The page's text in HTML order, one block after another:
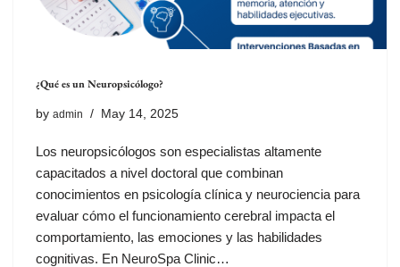
¿Qué es un Neuropsicólogo?
by admin May 14, 2025
Los neuropsicólogos son especialistas altamente
capacitados a nivel doctoral que combinan
conocimientos en psicología clínica y neurociencia para
evaluar cómo el funcionamiento cerebral impacta el
comportamiento, las emociones y las habilidades
cognitivas. En NeuroSpa Clinic…